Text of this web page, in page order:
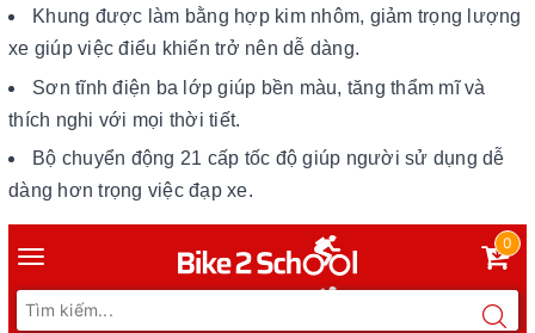
Khung được làm bằng hợp kim nhôm, giảm trọng lượng
xe giúp việc điểu khiển trở nên dễ dàng.
Sơn tĩnh điện ba lớp giúp bền màu, tăng thẩm mĩ và
thích nghi với mọi thời tiết.
Bộ chuyển động 21 cấp tốc độ giúp người sử dụng dễ
dàng hơn trọng việc đạp xe.
Toggle
navigation
0